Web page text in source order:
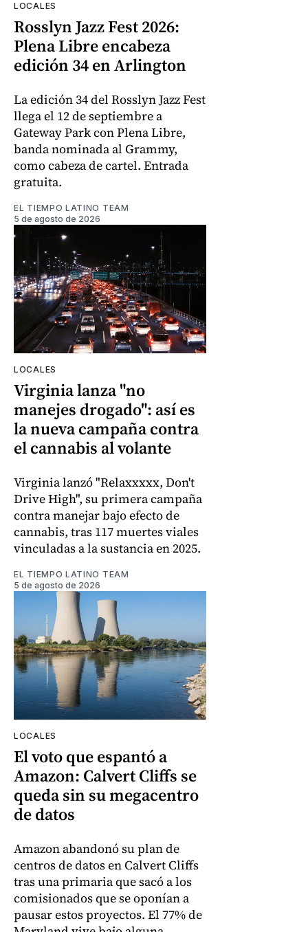
LOCALES
Rosslyn Jazz Fest 2026:
Plena Libre encabeza
edición 34 en Arlington
La edición 34 del Rosslyn Jazz Fest
llega el 12 de septiembre a
Gateway Park con Plena Libre,
banda nominada al Grammy,
como cabeza de cartel. Entrada
gratuita.
EL TIEMPO LATINO TEAM
5 de agosto de 2026
LOCALES
Virginia lanza "no
manejes drogado": así es
la nueva campaña contra
el cannabis al volante
Virginia lanzó "Relaxxxxx, Don't
Drive High", su primera campaña
contra manejar bajo efecto de
cannabis, tras 117 muertes viales
vinculadas a la sustancia en 2025.
EL TIEMPO LATINO TEAM
5 de agosto de 2026
LOCALES
El voto que espantó a
Amazon: Calvert Cliffs se
queda sin su megacentro
de datos
Amazon abandonó su plan de
centros de datos en Calvert Cliffs
tras una primaria que sacó a los
comisionados que se oponían a
pausar estos proyectos. El 77% de